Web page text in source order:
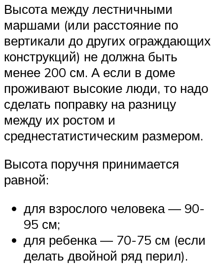
Высота между лестничными
маршами (или расстояние по
вертикали до других ограждающих
конструкций) не должна быть
менее 200 см. А если в доме
проживают высокие люди, то надо
сделать поправку на разницу
между их ростом и
среднестатистическим размером.
Высота поручня принимается
равной:
для взрослого человека — 90-
95 см;
для ребенка — 70-75 см (если
делать двойной ряд перил).